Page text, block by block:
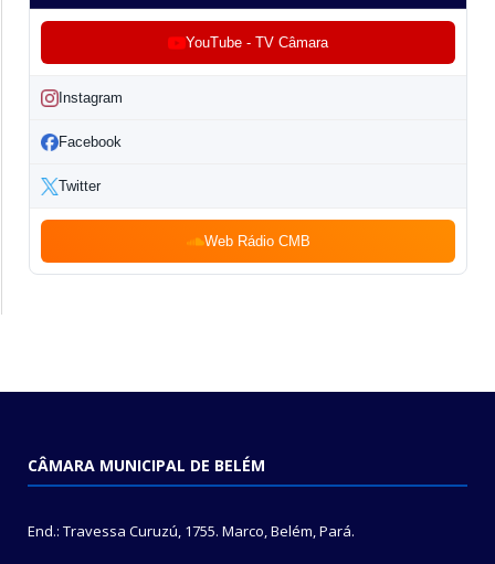
YouTube - TV Câmara
Instagram
Facebook
Twitter
Web Rádio CMB
CÂMARA MUNICIPAL DE BELÉM
End.: Travessa Curuzú, 1755. Marco, Belém, Pará.